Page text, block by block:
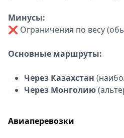
Минусы:
❌ Ограничения по весу
Основные маршруты:
Через Казахстан
Через Монголию
Авиаперевозки